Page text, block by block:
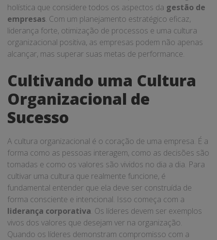
holística que considere todos os aspectos da gestão de
empresas. Com um planejamento estratégico eficaz,
liderança forte, otimização de processos e uma cultura
organizacional positiva, as empresas podem não apenas
alcançar, mas superar suas metas de performance.
Cultivando uma Cultura
Organizacional de
Sucesso
A cultura organizacional é o coração de uma empresa. É a
forma como as pessoas interagem, como as decisões são
tomadas e como os valores são vividos no dia a dia. Para
cultivar uma cultura que realmente funcione, é
fundamental entender que ela deve ser construída de
forma consciente e intencional. Isso começa com a
liderança corporativa. Os líderes devem ser exemplos
vivos dos valores que desejam ver na organização.
Quando os líderes demonstram compromisso com a